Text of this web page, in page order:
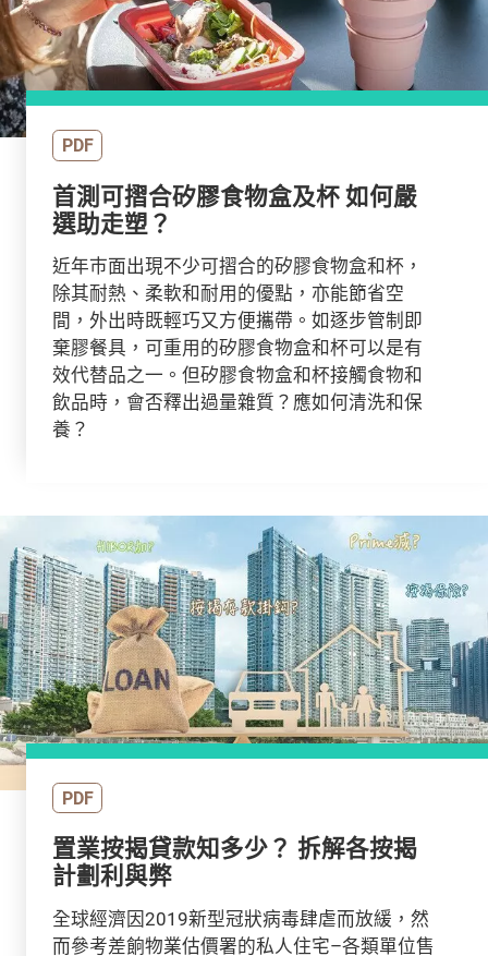
PDF
首測可摺合矽膠食物盒及杯 如何嚴
選助走塑？
近年巿面出現不少可摺合的矽膠食物盒和杯，
除其耐熱、柔軟和耐用的優點，亦能節省空
間，外出時既輕巧又方便攜帶。如逐步管制即
棄膠餐具，可重用的矽膠食物盒和杯可以是有
效代替品之一。但矽膠食物盒和杯接觸食物和
飲品時，會否釋出過量雜質？應如何清洗和保
養？
PDF
置業按揭貸款知多少？ 拆解各按揭
計劃利與弊
全球經濟因2019新型冠狀病毒肆虐而放緩，然
而參考差餉物業估價署的私人住宅–各類單位售